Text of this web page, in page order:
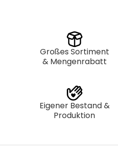
Großes Sortiment
& Mengenrabatt
Eigener Bestand &
Produktion